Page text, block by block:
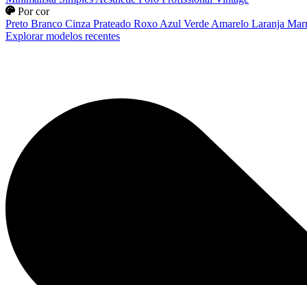
Por cor
Preto Branco Cinza Prateado Roxo Azul Verde Amarelo Laranja
Explorar modelos recentes